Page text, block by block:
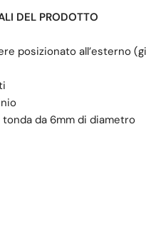
DEL PRODOTTO
posizionato all’esterno
da 6mm di diametro